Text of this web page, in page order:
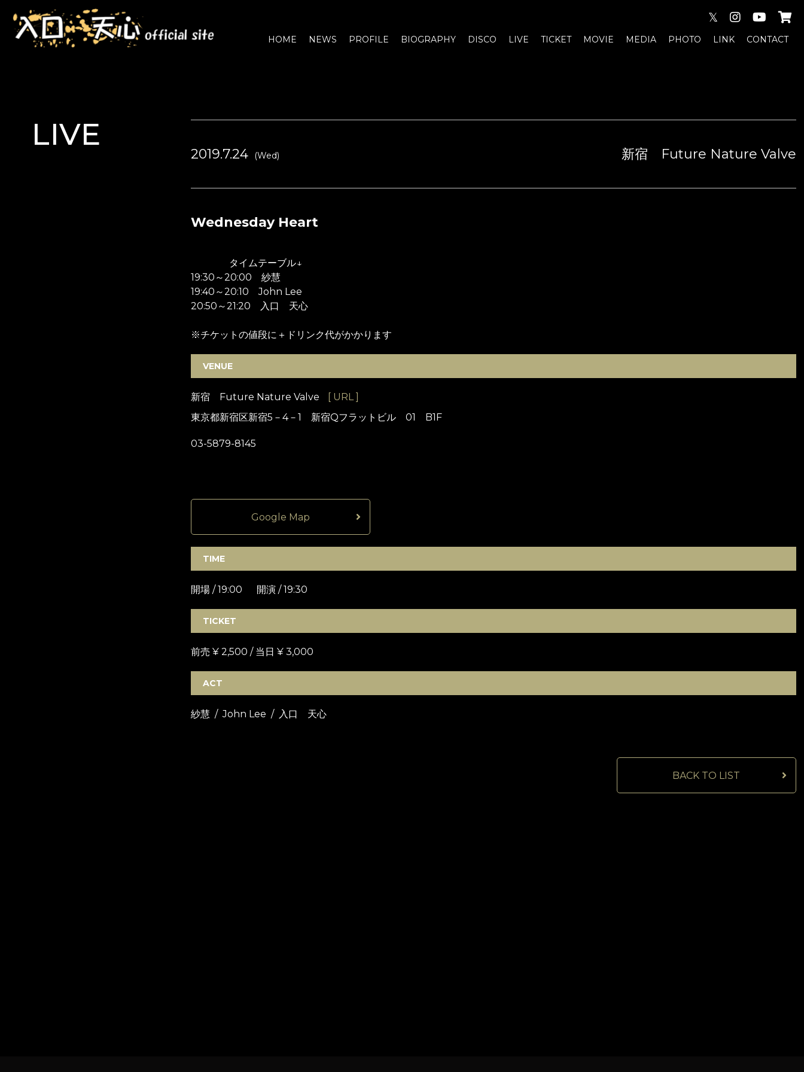
HOME NEWS PROFILE BIOGRAPHY DISCO LIVE TICKET MOVIE MEDIA PHOTO LINK CONTACT
𝕏
LIVE
2019.7.24 (Wed) 新宿 Future Nature Valve
Wednesday Heart
タイムテーブル↓
19:30～20:00 紗慧
19:40～20:10 John Lee
20:50～21:20 入口 天心
※チケットの値段に＋ドリンク代がかかります
VENUE
新宿 Future Nature Valve
[ URL ]
東京都新宿区新宿5－4－1 新宿Qフラットビル 01 B1F
03-5879-8145
Google Map
TIME
開場 / 19:00 開演 / 19:30
TICKET
前売 ¥ 2,500 / 当日 ¥ 3,000
ACT
紗慧 / John Lee / 入口 天心
BACK TO LIST